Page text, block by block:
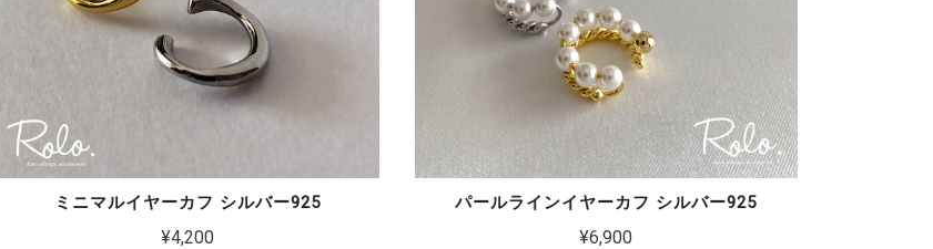
ミニマルイヤーカフ シルバー925
¥4,200
パールラインイヤーカフ シルバー925
¥6,900